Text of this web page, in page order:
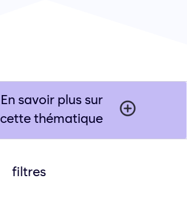
En savoir plus sur
cette thématique
filtres